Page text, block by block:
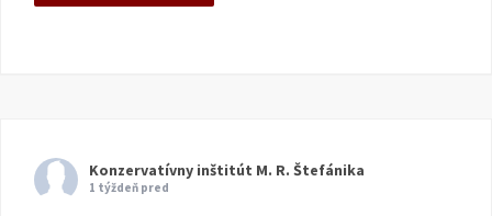
Konzervatívny inštitút M. R. Štefánika
1 týždeň pred